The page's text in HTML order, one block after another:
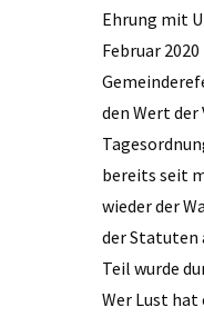
Ehrung mit
Februar
den Wert
bereits seit
wieder der
der Statuten
Teil wurde
Wer Lust